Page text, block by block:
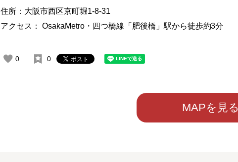
住所：大阪市西区京町堀1-8-31
アクセス： OsakaMetro・四つ橋線「肥後橋」駅から徒歩約3分
0 0
MAPを見る